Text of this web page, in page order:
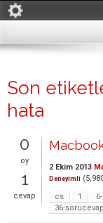
Son
hata
0
oy
1
cevap
2 Ekim 2013
Deneyimli (
cs
1
36-